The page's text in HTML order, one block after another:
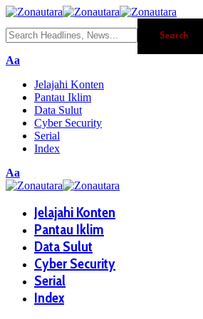
Aa
Jelajahi Konten
Pantau Iklim
Data Sulut
Cyber Security
Serial
Index
Aa
Jelajahi Konten
Pantau Iklim
Data Sulut
Cyber Security
Serial
Index